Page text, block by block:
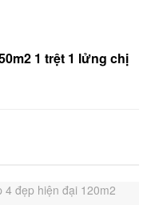
1 trệt 1 lửng chị